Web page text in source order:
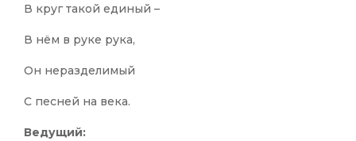
В круг такой единый –
В нём в руке рука,
Он неразделимый
С песней на века.
Ведущий: